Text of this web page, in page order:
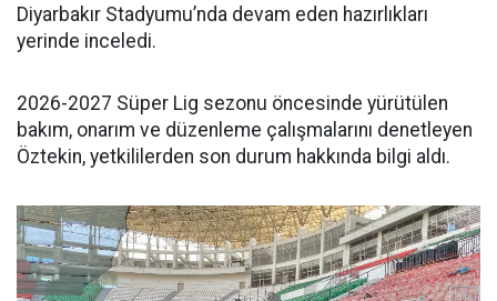
Diyarbakır Stadyumu’nda devam eden hazırlıkları
yerinde inceledi.
2026-2027 Süper Lig sezonu öncesinde yürütülen
bakım, onarım ve düzenleme çalışmalarını denetleyen
Öztekin, yetkililerden son durum hakkında bilgi aldı.